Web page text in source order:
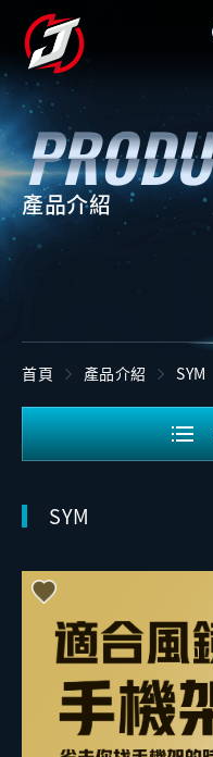
產品介紹
首頁 產品介紹 SYM
SYM